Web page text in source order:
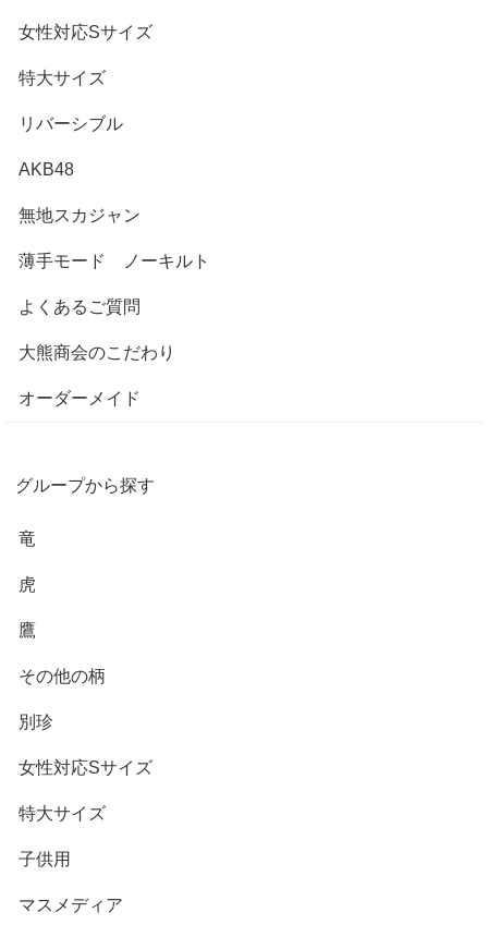
女性対応Sサイズ
特大サイズ
リバーシブル
AKB48
無地スカジャン
薄手モード ノーキルト
よくあるご質問
大熊商会のこだわり
オーダーメイド
グループから探す
竜
虎
鷹
その他の柄
別珍
女性対応Sサイズ
特大サイズ
子供用
マスメディア